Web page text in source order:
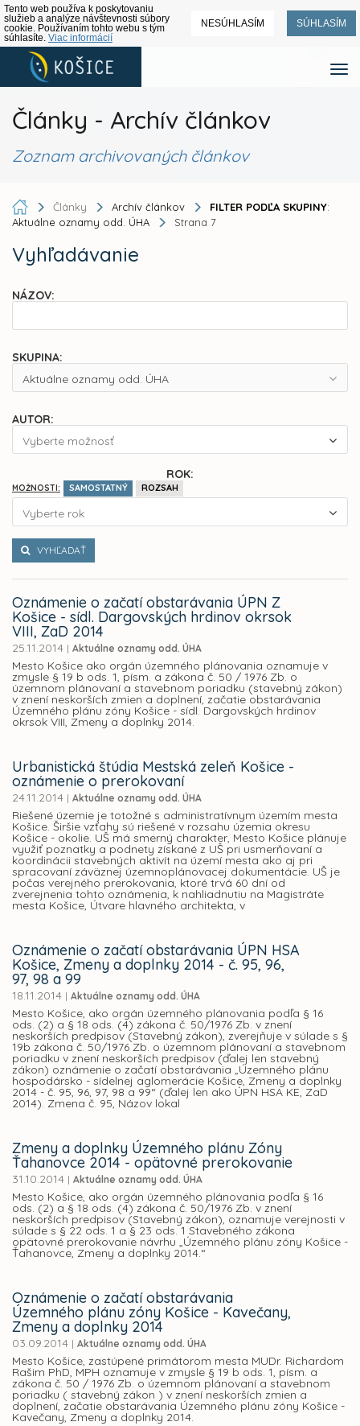
Tento web používa k poskytovaniu
služieb a analýze návštevnosti súbory
cookie. Používaním tohto webu s tým
súhlasíte. Viac informácií
NESÚHLASÍM SÚHLASÍM
Články - Archív článkov
Zoznam archivovaných článkov
Články Archív článkov FILTER PODĽA SKUPINY:
Aktuálne oznamy odd. ÚHA
Strana 7
Vyhľadávanie
NÁZOV:
SKUPINA:
Aktuálne oznamy odd. ÚHA
AUTOR:
Vyberte možnosť
ROK:
MOŽNOSTI: SAMOSTATNÝ ROZSAH
Vyberte rok
VYHĽADAŤ
Oznámenie o začatí obstarávania ÚPN Z
Košice - sídl. Dargovských hrdinov okrsok
VIII, ZaD 2014
25.11.2014 | Aktuálne oznamy odd. ÚHA
Mesto Košice ako orgán územného plánovania oznamuje v
zmysle § 19 b ods. 1, písm. a zákona č. 50 / 1976 Zb. o
územnom plánovaní a stavebnom poriadku (stavebný zákon)
v znení neskorších zmien a doplnení, začatie obstarávania
Územného plánu zóny Košice - sídl. Dargovských hrdinov
okrsok VIII, Zmeny a doplnky 2014.
Urbanistická štúdia Mestská zeleň Košice -
oznámenie o prerokovaní
24.11.2014 | Aktuálne oznamy odd. ÚHA
Riešené územie je totožné s administratívnym územím mesta
Košice. Širšie vzťahy sú riešené v rozsahu územia okresu
Košice - okolie. UŠ má smerný charakter, Mesto Košice plánuje
využiť poznatky a podnety získané z UŠ pri usmerňovaní a
koordinácii stavebných aktivít na území mesta ako aj pri
spracovaní záväznej územnoplánovacej dokumentácie. UŠ je
počas verejného prerokovania, ktoré trvá 60 dní od
zverejnenia tohto oznámenia, k nahliadnutiu na Magistráte
mesta Košice, Útvare hlavného architekta, v
Oznámenie o začatí obstarávania ÚPN HSA
Košice, Zmeny a doplnky 2014 - č. 95, 96,
97, 98 a 99
18.11.2014 | Aktuálne oznamy odd. ÚHA
Mesto Košice, ako orgán územného plánovania podľa § 16
ods. (2) a § 18 ods. (4) zákona č. 50/1976 Zb. v znení
neskorších predpisov (Stavebný zákon), zverejňuje v súlade s §
19b zákona č. 50/1976 Zb. o územnom plánovaní a stavebnom
poriadku v znení neskorších predpisov (ďalej len stavebný
zákon) oznámenie o začatí obstarávania „Územného plánu
hospodársko - sídelnej aglomerácie Košice, Zmeny a doplnky
2014 - č. 95, 96, 97, 98 a 99“ (ďalej len ako ÚPN HSA KE, ZaD
2014). Zmena č. 95, Názov lokal
Zmeny a doplnky Územného plánu Zóny
Ťahanovce 2014 - opätovné prerokovanie
31.10.2014 | Aktuálne oznamy odd. ÚHA
Mesto Košice, ako orgán územného plánovania podľa § 16
ods. (2) a § 18 ods. (4) zákona č. 50/1976 Zb. v znení
neskorších predpisov (Stavebný zákon), oznamuje verejnosti v
súlade s § 22 ods. 1 a § 23 ods. 1 Stavebného zákona
opätovné prerokovanie návrhu „Územného plánu zóny Košice -
Ťahanovce, Zmeny a doplnky 2014.“
Oznámenie o začatí obstarávania
Územného plánu zóny Košice - Kavečany,
Zmeny a doplnky 2014
03.09.2014 | Aktuálne oznamy odd. ÚHA
Mesto Košice, zastúpené primátorom mesta MUDr. Richardom
Rašim PhD, MPH oznamuje v zmysle § 19 b ods. 1, písm. a
zákona č. 50 / 1976 Zb. o územnom plánovaní a stavebnom
poriadku ( stavebný zákon ) v znení neskorších zmien a
doplnení, začatie obstarávania Územného plánu zóny Košice -
Kavečany, Zmeny a doplnky 2014.